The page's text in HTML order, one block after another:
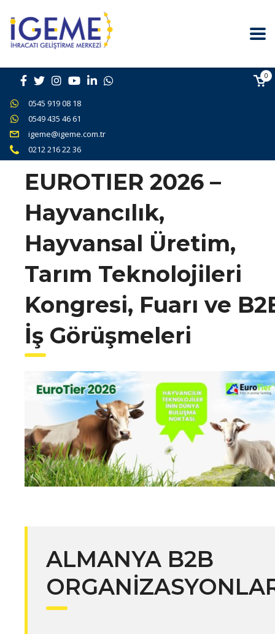
0545 919 08 18
0549 435 46 61
igeme@igeme.com.tr
0212 216 22 36
0
EUROTIER 2026 –
Hayvancılık,
Hayvansal Üretim,
Tarım Teknolojileri
Kongresi, Fuarı ve
İş Görüşmeleri
ALMANYA B2B